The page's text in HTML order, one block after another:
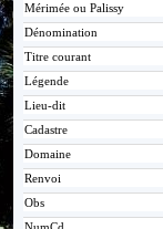
Mérimée ou Palissy
Dénomination
Titre courant
Légende
Lieu-dit
Cadastre
Domaine
Renvoi
Obs